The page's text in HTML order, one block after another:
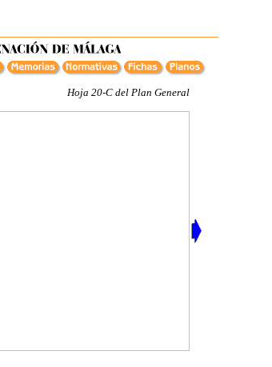
Hoja 20-C del Plan General